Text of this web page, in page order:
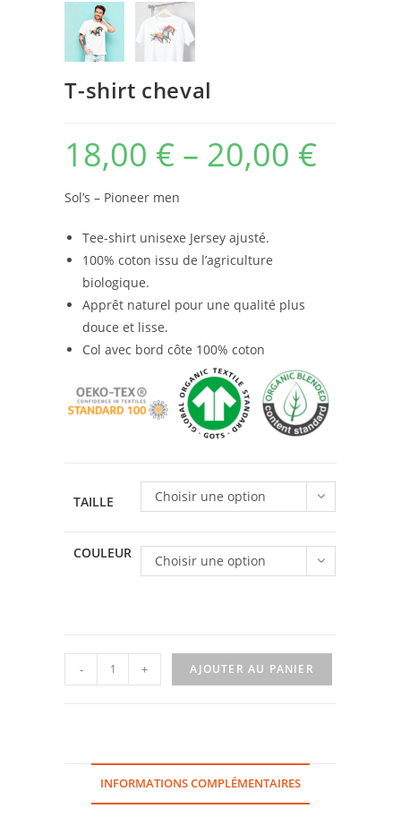
T-shirt cheval
18,00 € – 20,00 €
Sol’s – Pioneer men
Tee-shirt unisexe Jersey ajusté.
100% coton issu de l’agriculture
biologique.
Apprêt naturel pour une qualité plus
douce et lisse.
Col avec bord côte 100% coton
TAILLE Choisir une option
COULEUR Choisir une option
quantité
de
- + AJOUTER AU PANIER
INFORMATIONS COMPLÉMENTAIRES